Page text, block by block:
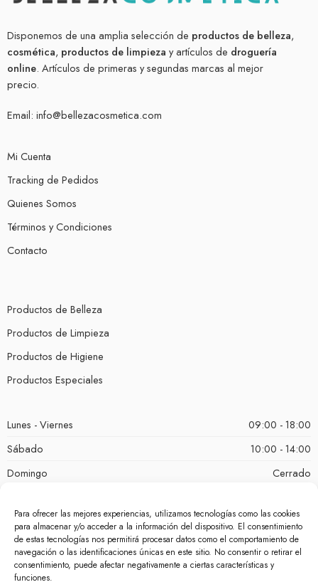
Para ofrecer las mejores experiencias, utilizamos tecnologías como las cookies
para almacenar y/o acceder a la información del dispositivo. El consentimiento
de estas tecnologías nos permitirá procesar datos como el comportamiento de
navegación o las identificaciones únicas en este sitio. No consentir o retirar el
consentimiento, puede afectar negativamente a ciertas características y
funciones.
Disponemos de una amplia selección de productos de belleza,
cosmética, productos de limpieza y artículos de droguería
online. Artículos de primeras y segundas marcas al mejor
precio.
Email: info@bellezacosmetica.com
Mi Cuenta
Tracking de Pedidos
Quienes Somos
Términos y Condiciones
Contacto
Productos de Belleza
Productos de Limpieza
Productos de Higiene
Productos Especiales
Lunes - Viernes
09:00 - 18:00
Sábado
10:00 - 14:00
Domingo
Cerrado